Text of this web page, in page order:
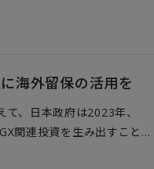
Act of 2022、以下
模は当初想定よりも縮小
課題を経済面から検証
海外留保の活用を
、日本政府は2023年、
関連投資を生み出すことが